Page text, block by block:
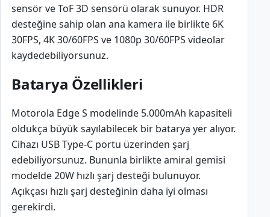
sensör ve ToF 3D sensörü olarak sunuyor. HDR
desteğine sahip olan ana kamera ile birlikte 6K
30FPS, 4K 30/60FPS ve 1080p 30/60FPS videolar
kaydedebiliyorsunuz.
Batarya Özellikleri
Motorola Edge S modelinde 5.000mAh kapasiteli
oldukça büyük sayılabilecek bir batarya yer alıyor.
Cihazı USB Type-C portu üzerinden şarj
edebiliyorsunuz. Bununla birlikte amiral gemisi
modelde 20W hızlı şarj desteği bulunuyor.
Açıkçası hızlı şarj desteğinin daha iyi olması
gerekirdi.